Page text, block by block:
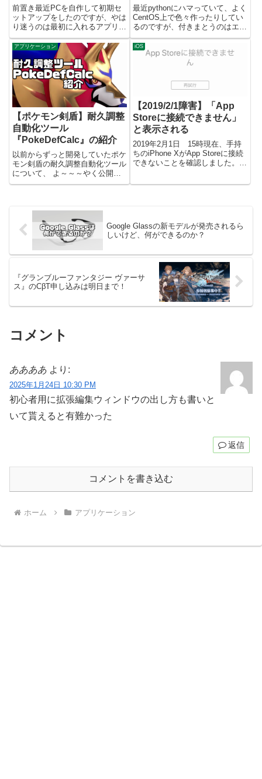
前置き最近PCを自作して初期セ
ットアップをしたのですが、やは
り迷うのは最初に入れるアプリケ
ーションですよね。大体入れた後
に、「あれ、あれがないけどなん
て言うアプリだったか覚えてな
い」とか「Windwos10入れたば
っかでデスクトップスカスカ...
ンの導入手順
最近pythonにハマっていて、よく
CentOS上で色々作ったりしてい
るのですが、付きまとうのはエデ
ィターの問題。vi で書くのは非
効率だし、かといってWindows上
でいったん書いて、保存してファ
イルをCentOSサーバにもってい
アプリケーション
【ポケモン剣盾】耐久調整
自動化ツール
『PokeDefCalc』の紹介
以前からずっと開発していたポケ
モン剣盾の耐久調整自動化ツール
について、 よ～～～やく公開で
きるまでの完成度になりましたの
ぐらい・・・？でも途中で他のツ
ール作ったりTwitterAPIで...
iOS
【2019/2/1障害】「App
Storeに接続できません」
と表示される
2019年2月1日 15時現在、手持
ちのiPhone XがApp Storeに接続
できないことを確認しました。よ
Google Glassの新モデルが発売されるら
しいけど、何ができるのか？
『グランブルーファンタジー ヴァーサ
ス』のCβT申し込みは明日まで！
コメント
ああああ より:
2025年1月24日 10:30 PM
初心者用に拡張編集ウィンドウの出し方も書いと
いて貰えると有難かった
返信
コメントを書き込む
ホーム アプリケーション